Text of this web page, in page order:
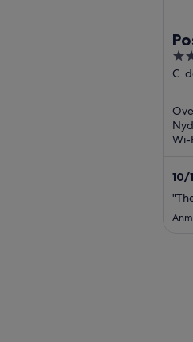
3
out
5
C.
Wi-
10/